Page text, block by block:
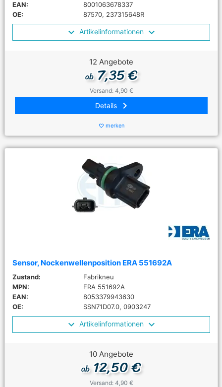
EAN:
8001063678337
OE:
87570, 237315648R
Artikelinformationen
12 Angebote
ab7,35 €
Versand: 4,90 €
Details keyboard_arrow_right
favorite_border merken
Sensor, Nockenwellenposition ERA 551692A
Zustand:
Fabrikneu
MPN:
ERA 551692A
EAN:
8053379943630
OE:
SSN71D07.0, 0903247
Artikelinformationen
10 Angebote
ab12,50 €
Versand: 4,90 €